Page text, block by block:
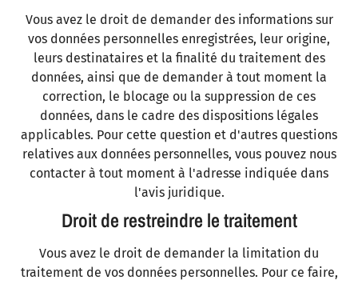
Vous avez le droit de demander des informations sur
vos données personnelles enregistrées, leur origine,
leurs destinataires et la finalité du traitement des
données, ainsi que de demander à tout moment la
correction, le blocage ou la suppression de ces
données, dans le cadre des dispositions légales
applicables. Pour cette question et d'autres questions
relatives aux données personnelles, vous pouvez nous
contacter à tout moment à l'adresse indiquée dans
l'avis juridique.
Droit de restreindre le traitement
Vous avez le droit de demander la limitation du
traitement de vos données personnelles. Pour ce faire,